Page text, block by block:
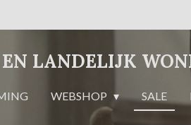
EN LANDELIJK
WEBSHOP SALE